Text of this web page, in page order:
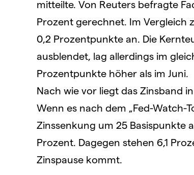
mitteilte. Von Reuters befragte
Prozent gerechnet. Im Vergleich
0,2 Prozentpunkte an. Die
ausblendet, lag allerdings im
Prozentpunkte höher als im Juni.
Nach wie vor liegt das Zinsband
Wenn es nach dem „Fed-Watch-
Zinssenkung um 25 Basispunkte
Prozent. Dagegen stehen 6,1
Zinspause kommt.